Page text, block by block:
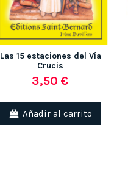
Las 15 estaciones del Vía
Crucis
3,50 €
Añadir al carrito